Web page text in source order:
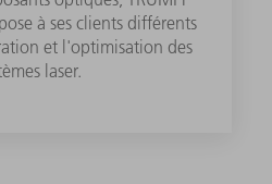
à ses clients différents
et l'optimisation des
laser.